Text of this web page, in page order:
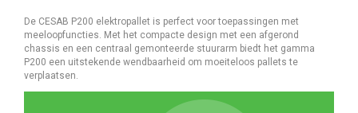
De CESAB P200 elektropallet is perfect voor toepassingen met
meeloopfuncties. Met het compacte design met een afgerond
chassis en een centraal gemonteerde stuurarm biedt het gamma
P200 een uitstekende wendbaarheid om moeiteloos pallets te
verplaatsen.